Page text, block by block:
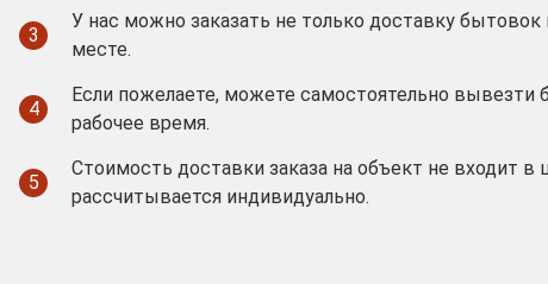
3
У нас можно заказать не только доставку бытовок
месте.
4
Если пожелаете, можете самостоятельно вывезти
рабочее время.
5
Стоимость доставки заказа на объект не входит в
рассчитывается индивидуально.